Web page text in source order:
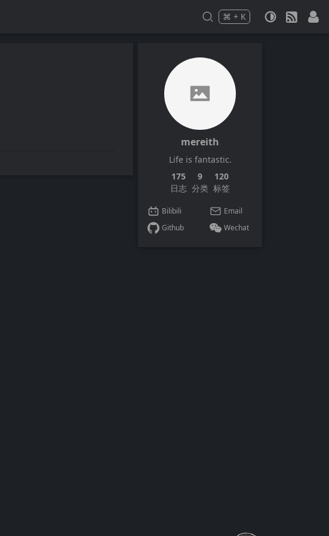
Press
⌘ +
and K
to search
mereith
Life is fantastic.
175
日志
9
分类
120
标签
Bilibili
Email
Github
Wechat